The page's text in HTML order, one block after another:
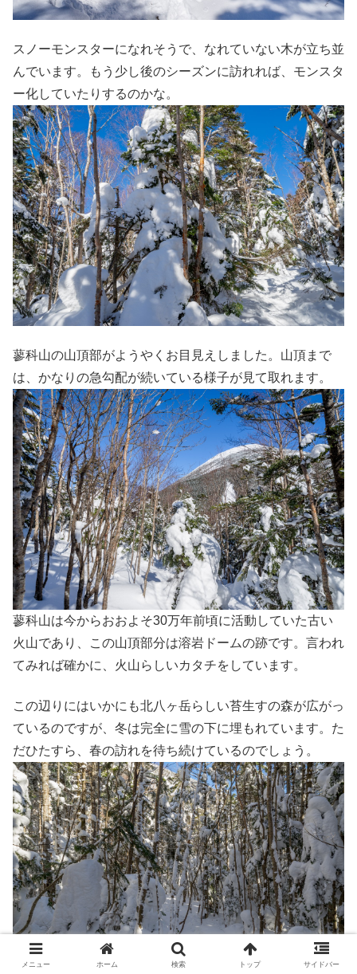
スノーモンスターになれそうで、なれていない木が立ち並
んでいます。もう少し後のシーズンに訪れれば、モンスタ
ー化していたりするのかな。
蓼科山の山頂部がようやくお目見えしました。山頂まで
は、かなりの急勾配が続いている様子が見て取れます。
蓼科山は今からおおよそ30万年前頃に活動していた古い
火山であり、この山頂部分は溶岩ドームの跡です。言われ
てみれば確かに、火山らしいカタチをしています。
この辺りにはいかにも北八ヶ岳らしい苔生すの森が広がっ
ているのですが、冬は完全に雪の下に埋もれています。た
だひたすら、春の訪れを待ち続けているのでしょう。
メニュー ホーム 検索 トップ サイドバー